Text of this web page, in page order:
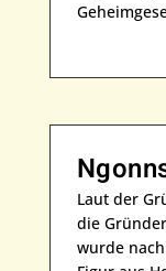
Laut der
die
wurde